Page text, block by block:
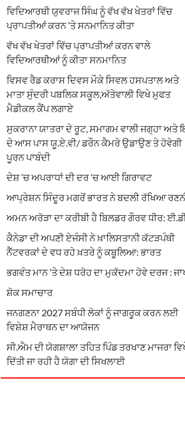
ਵਿਦਿਆਰਥੀ ਯੁਵਰਾਜ ਸਿੰਘ ਨੂੰ ਵੱਖ ਵੱਖ ਖੇਤਰਾਂ ਵਿੱਚ
ਪ੍ਰਾਪਤੀਆਂ ਕਰਨ ‘ਤੇ ਸਨਮਾਨਿਤ ਕੀਤਾ
ਵੱਖ ਵੱਖ ਖੇਤਰਾਂ ਵਿੱਚ ਪ੍ਰਾਪਤੀਆਂ ਕਰਨ ਵਾਲੇ
ਵਿਦਿਆਰਥੀਆਂ ਨੂੰ ਕੀਤਾ ਸਨਮਾਨਿਤ
ਵਿਸਵ ਰੈਡ ਕਰਾਸ ਦਿਵਸ ਮੌਕੇ ਸਿਵਲ ਹਸਪਤਾਲ ਅਤੇ
ਮਾਤਾ ਸੁੰਦਰੀ ਪਬਲਿਕ ਸਕੂਲ,ਅੱਤੇਵਾਲੀ ਵਿਖੇ ਮੁਫਤ
ਮੈਡੀਕਲ ਕੈਂਪ ਲਗਾਏ
ਸੁਕਰਾਨਾ ਯਾਤਰਾ ਦੇ ਰੂਟ, ਸਮਾਗਮ ਵਾਲੀ ਜਗ੍ਹਾ ਅਤੇ
ਦੇ ਆਸ ਪਾਸ ਯੂ.ਏ.ਵੀ/ ਡਰੌਨ ਕੈਮਰੇ ਉਡਾਉਣ ਤੇ ਹੋਵੇਗੀ
ਪੂਰਨ ਪਾਬੰਦੀ
ਦੇਸ਼ ‘ਚ ਅਪਰਾਧਾਂ ਦੀ ਦਰ ‘ਚ ਆਈ ਗਿਰਾਵਟ
ਆਪ੍ਰੇਸ਼ਨ ਸਿੰਦੂਰ ਮਗਰੋਂ ਭਾਰਤ ਨੇ ਬਦਲੀ ਰੱਖਿਆ
ਅਮਨ ਅਰੋੜਾ ਦਾ ਕਰੀਬੀ ਹੈ ਬਿਲਡਰ ਗੌਰਵ ਧੀਰ:
ਕੈਨੇਡਾ ਦੀ ਅਪਣੀ ਏਜੰਸੀ ਨੇ ਖ਼ਾਲਿਸਤਾਨੀ ਕੱਟੜਪੰਥੀ
ਨੈੱਟਵਰਕਾਂ ਦੇ ਵਧ ਰਹੇ ਖ਼ਤਰੇ ਨੂੰ ਕਬੂਲਿਆ: ਭਾਰਤ
ਭਗਵੰਤ ਮਾਨ ‘ਤੇ ਦੇਸ਼ ਧਰੋਹ ਦਾ ਮੁਕੱਦਮਾ ਹੋਵੇ ਦਰਜ :
ਸ਼ੋਕ ਸਮਾਚਾਰ
ਜਨਗਣਨਾ 2027 ਸਬੰਧੀ ਲੋਕਾਂ ਨੂੰ ਜਾਗਰੂਕ ਕਰਨ ਲਈ
ਵਿਸ਼ੇਸ਼ ਮੈਰਾਥਨ ਦਾ ਆਯੋਜਨ
ਸੀ.ਐਮ ਦੀ ਯੋਗਸ਼ਾਲਾ ਤਹਿਤ ਪਿੰਡ ਤਰਖਾਣ ਮਾਜਰਾ
ਦਿੱਤੀ ਜਾ ਰਹੀ ਹੈ ਯੋਗਾ ਦੀ ਸਿਖਲਾਈ